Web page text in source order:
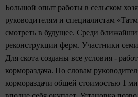
Большой опыт работы в сельском
руководителям и специалистам
смотреть в будущее. Среди
реконструкции ферм. Участники
Для скота созданы все условия -
кормораздача. По словам
кормораздачи общей стоимостью 1